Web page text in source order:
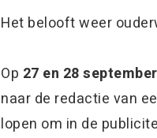
Het belooft weer
Op 27 en 28 september
naar de redactie van
lopen om in de